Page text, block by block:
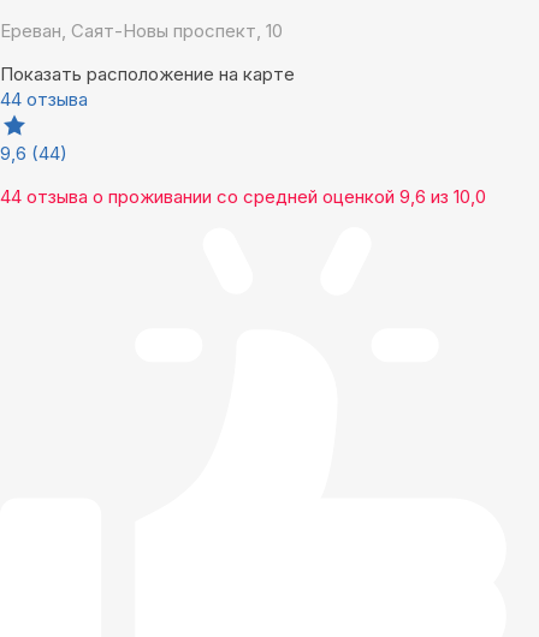
Ереван, Саят-Новы проспект, 10
Показать расположение на карте
44 отзыва
9,6 (44)
44 отзыва о проживании со средней оценкой 9,6 из 10,0